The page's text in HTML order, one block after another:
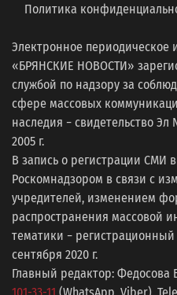
Политика
Электронное периодическое
«БРЯНСКИЕ НОВОСТИ»
службой по надзору за
сфере массовых
наследия − свидетельство
2005 г.
В запись о регистрации СМИ
Роскомнадзором в связи с
учредителей, изменением
распространения массовой
тематики −
сентября 2020 г.
Главный редактор: Федосова